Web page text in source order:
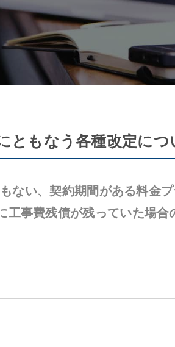
ともなう各種改定につ
ない、契約期間がある料金
事費残債が残っていた場